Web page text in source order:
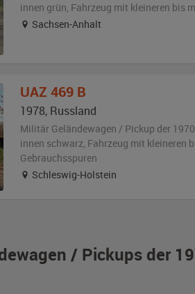
/ Pickups der
innen grün, Fahrzeug mit kleineren bis
Sachsen-Anhalt
UAZ 469 B
1978, Russland
Militär Geländewagen / Pickup der
innen schwarz, Fahrzeug mit kleineren
Gebrauchsspuren
Schleswig-Holstein